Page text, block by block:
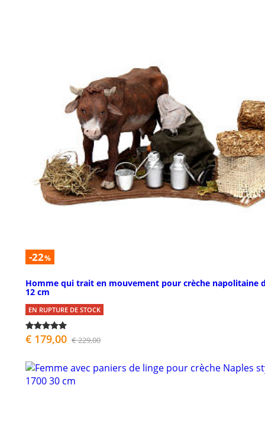
-22%
Homme qui trait en mouvement pour crèche napolitaine
12 cm
EN RUPTURE DE STOCK
€ 179,00 € 229,00